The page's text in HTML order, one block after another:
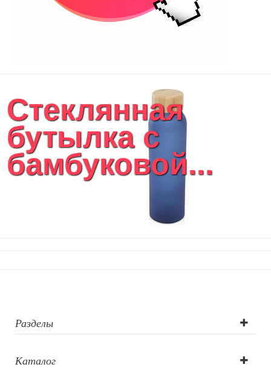
Сумки дорожные
Текстиль для ванной комнаты
Кухонный текстиль
Ножи разделочные доски
Фоторамки и фотоальбомы
Домашний текстиль
Стеклянная
бутылка с
бамбуковой...
Разделы
Каталог